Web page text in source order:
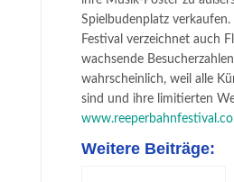
Spielbudenplatz
Festival verzeichnet auch
wachsende
wahrscheinlich, weil alle
sind und ihre limitierten
Weitere Beiträge: